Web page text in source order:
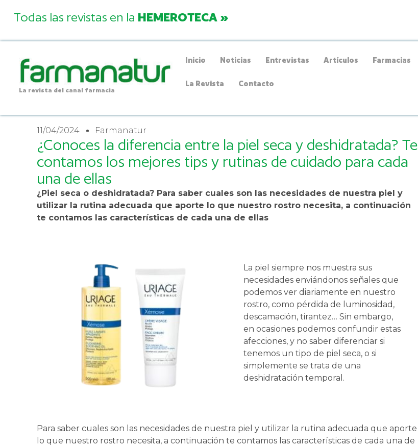
Todas las revistas en la HEMEROTECA »
La revista del canal farmacia
Inicio Noticias Entrevistas Artículos Farmacias
La Revista Contacto
11/04/2024 Farmanatur
¿Conoces la diferencia entre la piel seca y deshidratada? Te
contamos los mejores tips y rutinas de cuidado para cada
una de ellas
¿Piel seca o deshidratada? Para saber cuales son las necesidades de nuestra piel y
utilizar la rutina adecuada que aporte lo que nuestro rostro necesita, a continuación
te contamos las características de cada una de ellas
La piel siempre nos muestra sus
necesidades enviándonos señales que
podemos ver diariamente en nuestro
rostro, como pérdida de luminosidad,
descamación, tirantez… Sin embargo,
en ocasiones podemos confundir estas
afecciones, y no saber diferenciar si
tenemos un tipo de piel seca, o si
simplemente se trata de una
deshidratación temporal.
Para saber cuales son las necesidades de nuestra piel y utilizar la rutina adecuada que aporte
lo que nuestro rostro necesita, a continuación te contamos las características de cada una de